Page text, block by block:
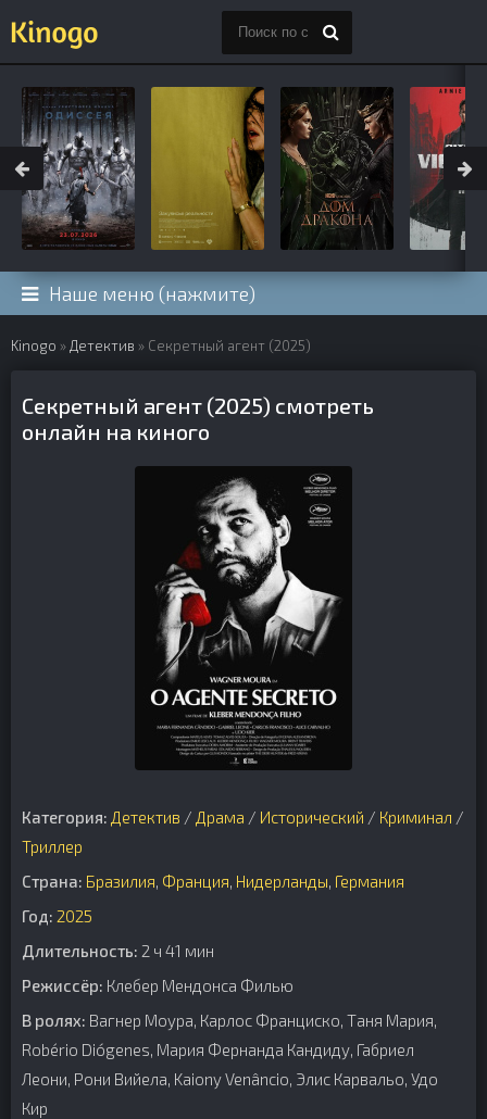
Наше меню (нажмите)
Kinogo » Детектив » Секретный агент (2025)
Секретный агент (2025) смотреть
онлайн на киного
Категория: Детектив / Драма / Исторический / Криминал /
Триллер
Страна: Бразилия, Франция, Нидерланды, Германия
Год: 2025
Длительность: 2 ч 41 мин
Режиссёр: Клебер Мендонса Филью
В ролях: Вагнер Моура, Карлос Франциско, Таня Мария,
Robério Diógenes, Мария Фернанда Кандиду, Габриел
Леони, Рони Вийела, Kaiony Venâncio, Элис Карвальо, Удо
Кир